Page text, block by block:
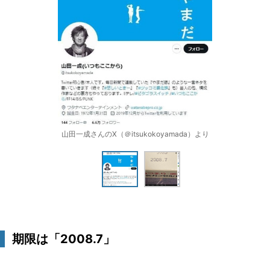
山田一成さんのX（＠itsukokoyamada）より
期限は「2008.7」